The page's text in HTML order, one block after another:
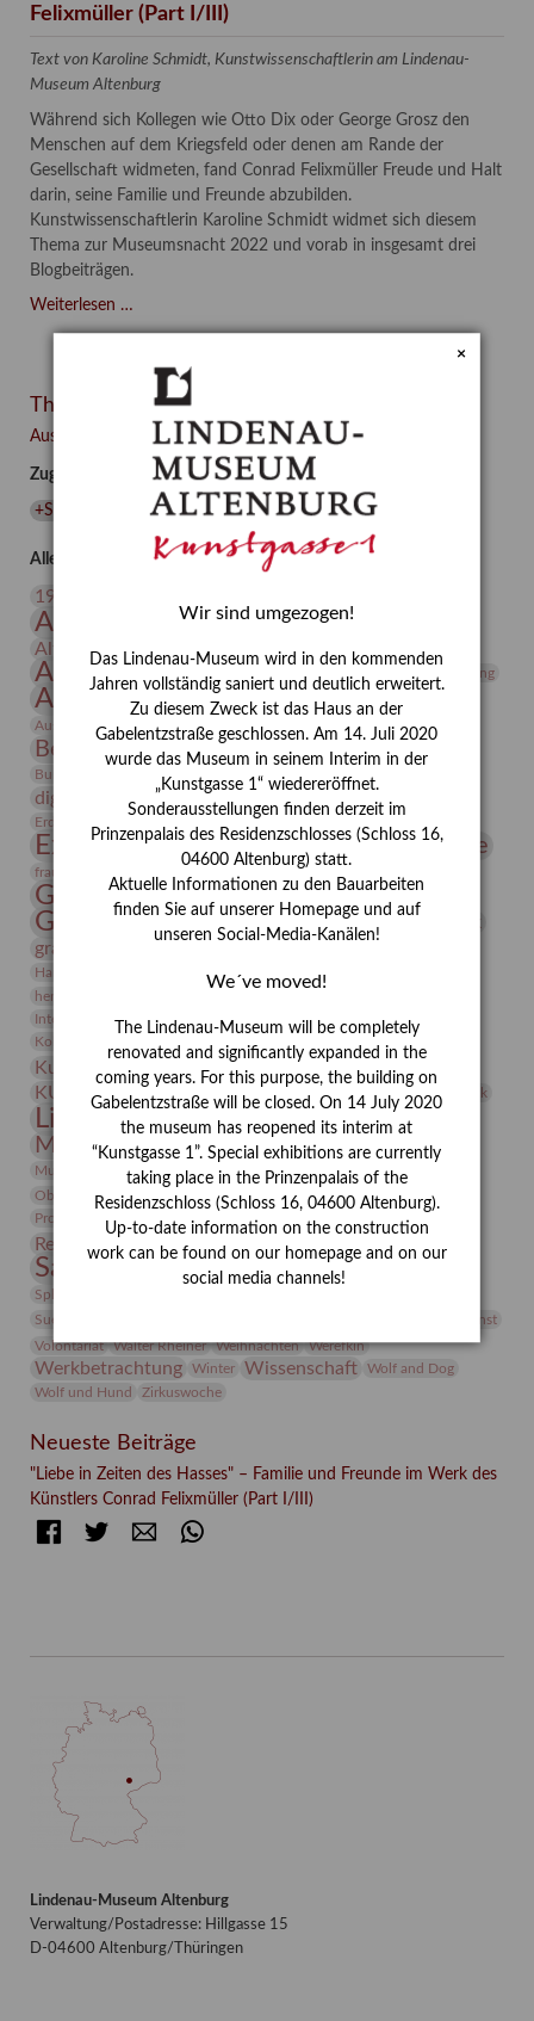
Felixmüller (Part I/III)
Text von Karoline Schmidt, Kunstwissenschaftlerin am Lindenau-
Museum Altenburg
Während sich Kollegen wie Otto Dix oder George Grosz den
Menschen auf dem Kriegsfeld oder denen am Rande der
Gesellschaft widmeten, fand Conrad Felixmüller Freude und Halt
darin, seine Familie und Freunde abzubilden.
Kunstwissenschaftlerin Karoline Schmidt widmet sich diesem
Thema zur Museumsnacht 2022 und vorab in insgesamt drei
Blogbeiträgen.
Weiterlesen …"Liebe
in
des
Hasses"
Familie
und
Freunde
Werk
Künstlers
Felixmüller
(Part
I/III)
Themen
Ausgewählte Auszeichnungen zurücksetzen
Zugehörige Auszeichnungen
+Sammlung
Alle Auszeichnungen (106)
19. Jahrhundert
Altenburg
Altenburger Museen
Altenburger Praxisjahr Altenburger Schlossberg
Antike Architektur Archäologie Asta Gröting
Ausstellung
Ausstellung "Berliner Blätter"
Ausstellung „Vier Winde“
Bauhaus Berlin in den Zwanziger Jahren
Bernhard August von Lindenau Bibliothek
Burg Posterstein Conrad Felixmüller Depot Der Blaue Reiter
digitallabor Entartete Kunst
Erdmann Julius Dietrich
Erlebnisportal
Expressionismus Florenz Fotografie
frauen Frauen in der Antike und heute
Gerhard-Altenbourg-Preis
Gerhard Altenbourg
Gerhard Kurt Müller
grafische sammlung
Hanns-Conon von der Gabelentz Heinrich Kirchhoff
herman de vries
Integriertes Schädlingsmanagement
Italien Jahresempfang
Kolosseum
Kunst
Kunstmuseum Kunstvermittlung Kunst von Kühl
KUNSTWAND Kurs Künstler Künstlerin Lehmbruck
Lindenau-Museum Marstall Messeakademie
Museumsgeschichte Museumsnacht
Museumspädagogik Mäzen Napoleon Natur
Neue Remise
Objekt im Fokus
Paul Klee Peter Schnürpel Phelloplastik
Pohlhof
Provenienz
Provenienzforschung
Restaurierung Restitution Rudi Lesser Ruth Wolf-Rehfeld
Sammlung Samstagszeichner Skulptur
Sphinx
Suermondt-Ludwig-Museum
Videokunst
Volontariat
Walter Rheiner Weihnachten Werefkin
Werkbetrachtung Winter Wissenschaft
Wolf and Dog
Wolf und Hund
Zirkuswoche
Neueste Beiträge
"Liebe in Zeiten des Hasses" – Familie und Freunde im Werk des
Künstlers Conrad Felixmüller (Part I/III)
FacebookTwitter E-mail
Lindenau-Museum Altenburg
Verwaltung/Postadresse: Hillgasse 15
D-04600 Altenburg/Thüringen
×
Wir sind umgezogen!
Das Lindenau-Museum wird in den kommenden
Jahren vollständig saniert und deutlich erweitert.
Zu diesem Zweck ist das Haus an der
Gabelentzstraße geschlossen. Am 14. Juli 2020
wurde das Museum in seinem Interim in der
„Kunstgasse 1“ wiedereröffnet.
Sonderausstellungen finden derzeit im
Prinzenpalais des Residenzschlosses (Schloss 16,
04600 Altenburg) statt.
Aktuelle Informationen zu den Bauarbeiten
finden Sie auf unserer Homepage und auf
unseren Social-Media-Kanälen!
We´ve moved!
The Lindenau-Museum will be completely
renovated and significantly expanded in the
coming years. For this purpose, the building on
Gabelentzstraße will be closed. On 14 July 2020
the museum has reopened its interim at
“Kunstgasse 1”. Special exhibitions are currently
taking place in the Prinzenpalais of the
Residenzschloss (Schloss 16, 04600 Altenburg).
Up-to-date information on the construction
work can be found on our homepage and on our
social media channels!